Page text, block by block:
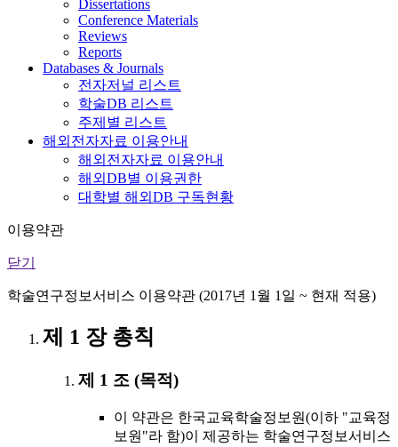
Dissertations
Conference Materials
Reviews
Reports
Databases & Journals
전자저널 리스트
학술DB 리스트
주제별 리스트
해외전자자료 이용안내
해외전자자료 이용안내
해외DB별 이용권한
대학별 해외DB 구독현황
이용약관
닫기
학술연구정보서비스 이용약관 (2017년 1월 1일 ~ 현재 적용)
제 1 장 총칙
제 1 조 (목적)
이 약관은 한국교육학술정보원(이하 "교육정
보원"라 함)이 제공하는 학술연구정보서비스